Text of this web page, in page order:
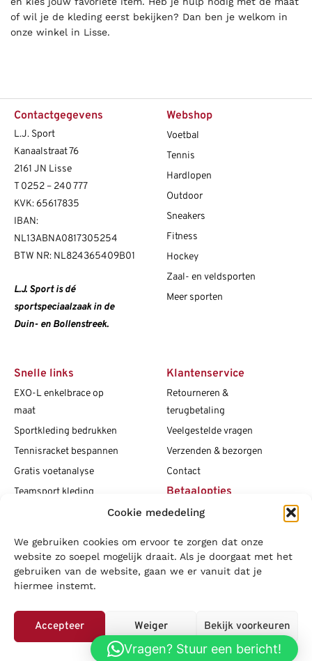
Cookie mededeling
We gebruiken cookies om ervoor te zorgen dat onze
website zo soepel mogelijk draait. Als je doorgaat met het
gebruiken van de website, gaan we er vanuit dat je
hiermee instemt.
Accepteer Weiger Bekijk voorkeuren
Privacybeleid
of wil je de kleding eerst bekijken? Dan ben je welkom in
onze winkel in Lisse.
Contactgegevens
L.J. Sport
Kanaalstraat 76
2161 JN Lisse
T0252 – 240 777
KVK: 65617835
IBAN:
NL13ABNA0817305254
BTW NR: NL824365409B01
L.J. Sport is dé
sportspeciaalzaak in de
Duin- en Bollenstreek.
Webshop
Voetbal
Tennis
Hardlopen
Outdoor
Sneakers
Fitness
Hockey
Zaal- en veldsporten
Meer sporten
Snelle links
EXO-L enkelbrace op
maat
Sportkleding bedrukken
Tennisracket bespannen
Gratis voetanalyse
Teamsport kleding
Vacatures
Blogs
Klantenservice
Retourneren &
terugbetaling
Veelgestelde vragen
Verzenden & bezorgen
Contact
Betaalopties
Social media
LOWA|Adidas| Mizuno| Nike|Speedo|Asics |Babolat|Falke
|
Superfeet
Vragen? Stuur een bericht!